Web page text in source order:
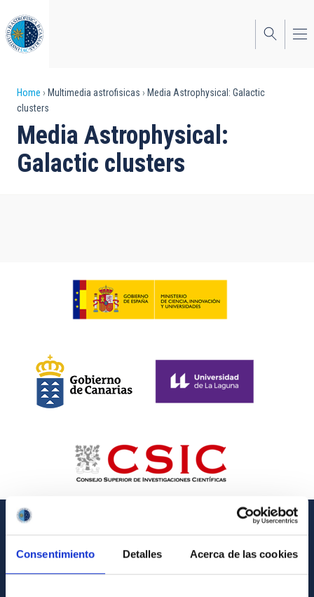
Consentimiento Detalles Acerca de las cookies
to
main
content
Breadcrumb
Home Multimedia astrofisicas
Media Astrophysical: Galactic
clusters
Media Astrophysical:
Galactic clusters
Contact